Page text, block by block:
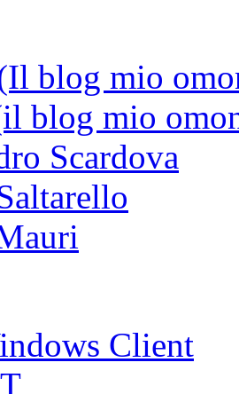
blog mio
blog mio
Scardova
Client